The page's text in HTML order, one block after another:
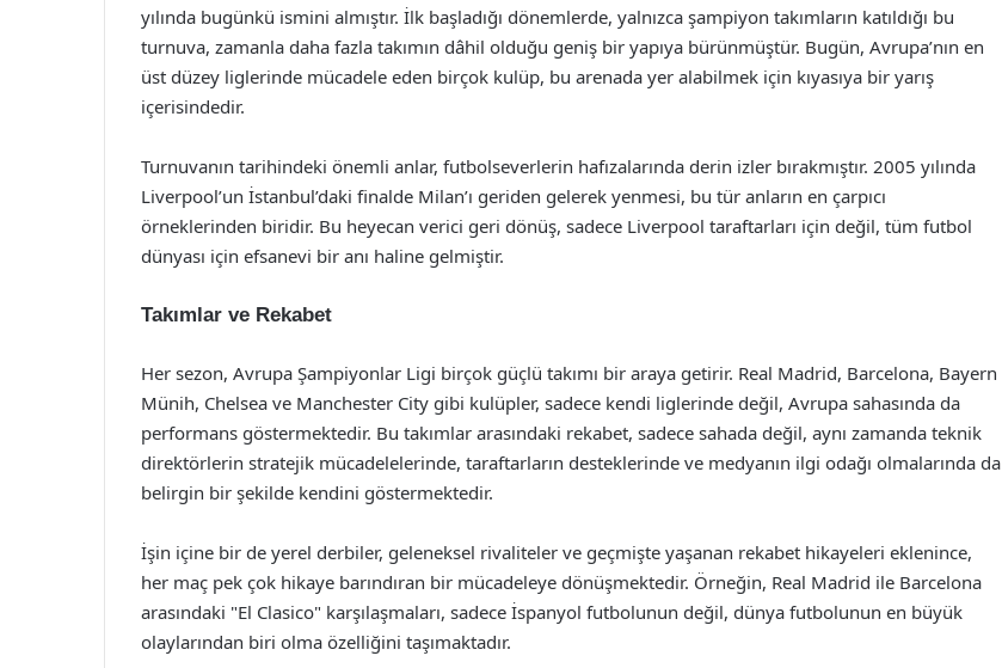
yılında bugünkü ismini almıştır. İlk başladığı dönemlerde, yalnızca şampiyon takımların katıldığı bu
turnuva, zamanla daha fazla takımın dâhil olduğu geniş bir yapıya bürünmüştür. Bugün, Avrupa’nın en
üst düzey liglerinde mücadele eden birçok kulüp, bu arenada yer alabilmek için kıyasıya bir yarış
içerisindedir.
Turnuvanın tarihindeki önemli anlar, futbolseverlerin hafızalarında derin izler bırakmıştır. 2005 yılında
Liverpool’un İstanbul’daki finalde Milan’ı geriden gelerek yenmesi, bu tür anların en çarpıcı
örneklerinden biridir. Bu heyecan verici geri dönüş, sadece Liverpool taraftarları için değil, tüm futbol
dünyası için efsanevi bir anı haline gelmiştir.
Takımlar ve Rekabet
Her sezon, Avrupa Şampiyonlar Ligi birçok güçlü takımı bir araya getirir. Real Madrid, Barcelona, Bayern
Münih, Chelsea ve Manchester City gibi kulüpler, sadece kendi liglerinde değil, Avrupa sahasında da
performans göstermektedir. Bu takımlar arasındaki rekabet, sadece sahada değil, aynı zamanda teknik
direktörlerin stratejik mücadelelerinde, taraftarların desteklerinde ve medyanın ilgi odağı olmalarında da
belirgin bir şekilde kendini göstermektedir.
İşin içine bir de yerel derbiler, geleneksel rivaliteler ve geçmişte yaşanan rekabet hikayeleri eklenince,
her maç pek çok hikaye barındıran bir mücadeleye dönüşmektedir. Örneğin, Real Madrid ile Barcelona
arasındaki "El Clasico" karşılaşmaları, sadece İspanyol futbolunun değil, dünya futbolunun en büyük
olaylarından biri olma özelliğini taşımaktadır.